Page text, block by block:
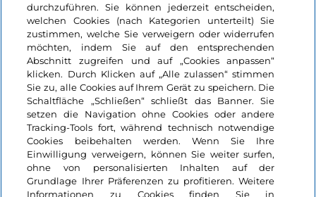
durchzuführen. Sie können jederzeit entscheiden,
welchen Cookies (nach Kategorien unterteilt) Sie
zustimmen, welche Sie verweigern oder widerrufen
möchten, indem Sie auf den entsprechenden
Abschnitt zugreifen und auf „Cookies anpassen“
klicken. Durch Klicken auf „Alle zulassen“ stimmen
Sie zu, alle Cookies auf Ihrem Gerät zu speichern. Die
Schaltfläche „Schließen“ schließt das Banner. Sie
setzen die Navigation ohne Cookies oder andere
Tracking-Tools fort, während technisch notwendige
Cookies beibehalten werden. Wenn Sie Ihre
Einwilligung verweigern, können Sie weiter surfen,
ohne von personalisierten Inhalten auf der
Grundlage Ihrer Präferenzen zu profitieren. Weitere
Informationen zu Cookies finden Sie in